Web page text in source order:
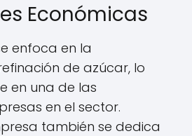
Económicas
enfoca en la
de azúcar, lo
en una de las
en el sector.
también se dedica